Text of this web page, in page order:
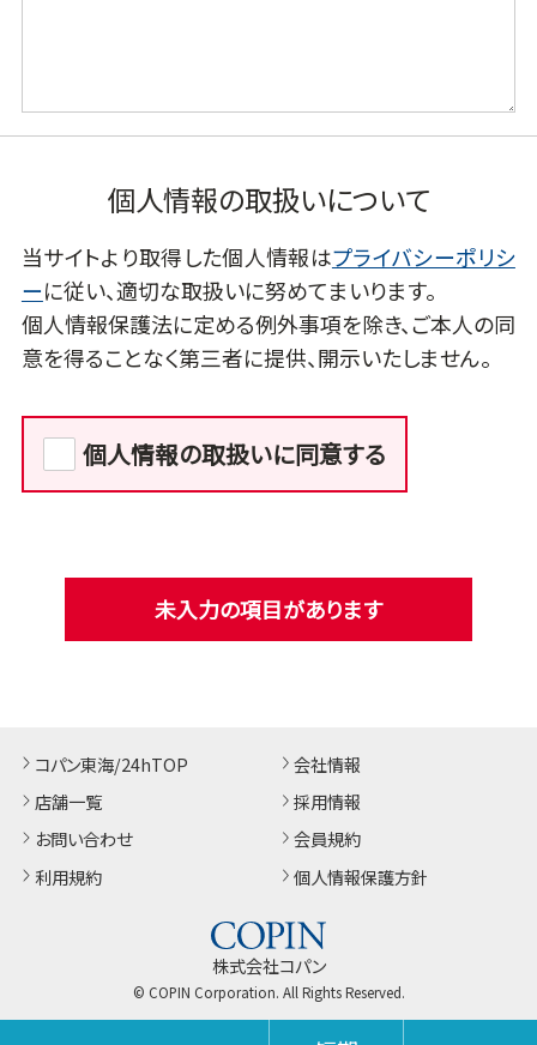
個人情報の取扱いについて
当サイトより取得した個人情報はプライバシーポリシ
ーに従い、適切な取扱いに努めてまいります。
個人情報保護法に定める例外事項を除き、ご本人の同
意を得ることなく第三者に提供、開示いたしません。
個人情報の取扱いに同意する
未入力の項目があります
コパン東海/24hTOP
店舗一覧
お問い合わせ
利用規約
会社情報
採用情報
会員規約
個人情報保護方針
株式会社コパン
© COPIN Corporation. All Rights Reserved.